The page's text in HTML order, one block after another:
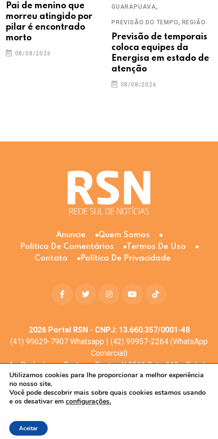
Pai de menino que
morreu atingido por
pilar é encontrado
morto
08/08/2026
GUARAPUAVA,
PREVISÃO DO TEMPO, REGIÃO
Previsão de temporais
coloca equipes da
Energisa em estado de
atenção
08/08/2026
Anuncie
Quem Somos
Política De Comentários
Termos De Uso
Contato
Política De Privacidade
2026Portal RSN - CNPJ: 13.660.357/0001-48
(41) 99629-7907 Whatsapp | (42) 99957-2264 (WhatsApp
Comercial)
Av. Profa. Laura Pacheco Bastos N:1011 Sala: 112 - Cidade
dos Lagos, Guarapuava - PR, 85053-525
© Todos os direitos reservados
Utilizamos cookies para lhe proporcionar a melhor experiência
no nosso site.
Você pode descobrir mais sobre quais cookies estamos usando
e os desativar em configurações.
Aceitar